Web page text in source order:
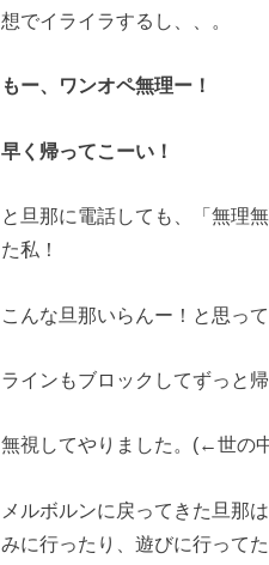
想でイライラするし、、。
もー、ワンオペ無理ー！
早く帰ってこーい！
と旦那に電話しても、「無理
た私！
こんな旦那いらんー！と思って
ラインもブロックしてずっと
無視してやりました。(←世の
メルボルンに戻ってきた旦那
みに行ったり、遊びに行って